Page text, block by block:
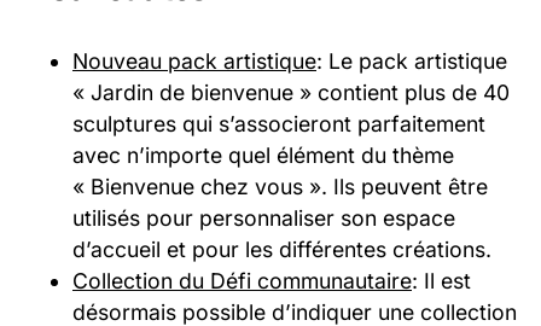
Nouveau pack artistique: Le pack artistique
« Jardin de bienvenue » contient plus de 40
sculptures qui s’associeront parfaitement
avec n’importe quel élément du thème
« Bienvenue chez vous ». Ils peuvent être
utilisés pour personnaliser son espace
d’accueil et pour les différentes créations.
Collection du Défi communautaire: Il est
désormais possible d’indiquer une collection